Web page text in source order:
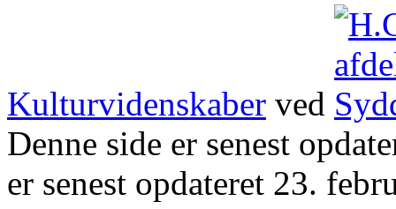
Kulturvidenskaber ved
Denne side er senest
er senest opdateret 23.